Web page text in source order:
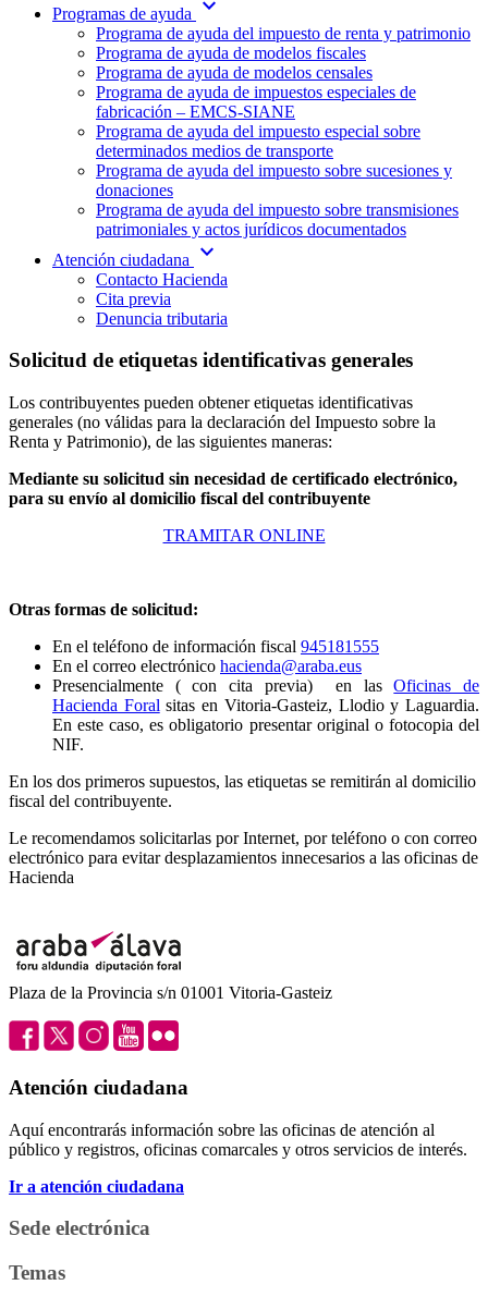
Programas de ayuda expand_more
Programa de ayuda del impuesto de renta y patrimonio
Programa de ayuda de modelos fiscales
Programa de ayuda de modelos censales
Programa de ayuda de impuestos especiales de
fabricación – EMCS-SIANE
Programa de ayuda del impuesto especial sobre
determinados medios de transporte
Programa de ayuda del impuesto sobre sucesiones y
donaciones
Programa de ayuda del impuesto sobre transmisiones
patrimoniales y actos jurídicos documentados
Atención ciudadana
expand_more
Contacto Hacienda
Cita previa
Denuncia tributaria
Solicitud de etiquetas identificativas generales
Los contribuyentes pueden obtener etiquetas identificativas
generales (no válidas para la declaración del Impuesto sobre la
Renta y Patrimonio), de las siguientes maneras:
Mediante su solicitud sin necesidad de certificado electrónico,
para su envío al domicilio fiscal del contribuyente
TRAMITAR ONLINE
Otras formas de solicitud:
En el teléfono de información fiscal 945181555
En el correo electrónico hacienda@araba.eus
Presencialmente ( con cita previa) en lasOficinas de
Hacienda Foral sitas en Vitoria-Gasteiz, Llodio y Laguardia.
En este caso, es obligatorio presentar original o fotocopia del
NIF.
En los dos primeros supuestos, las etiquetas se remitirán al domicilio
fiscal del contribuyente.
Le recomendamos solicitarlas por Internet, por teléfono o con correo
electrónico para evitar desplazamientos innecesarios a las oficinas de
Hacienda
Plaza de la Provincia s/n 01001 Vitoria-Gasteiz
Atención ciudadana
Aquí encontrarás información sobre las oficinas de atención al
público y registros, oficinas comarcales y otros servicios de interés.
Ir a atención ciudadana
Sede electrónica
Temas